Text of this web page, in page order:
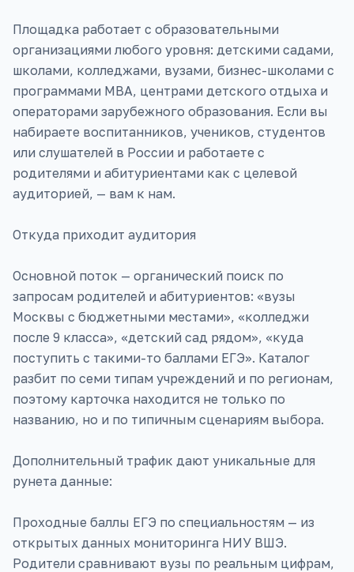
Площадка работает с образовательными
организациями любого уровня: детскими садами,
школами, колледжами, вузами, бизнес-школами с
программами MBA, центрами детского отдыха и
операторами зарубежного образования. Если вы
набираете воспитанников, учеников, студентов
или слушателей в России и работаете с
родителями и абитуриентами как с целевой
аудиторией, — вам к нам.
Откуда приходит аудитория
Основной поток — органический поиск по
запросам родителей и абитуриентов: «вузы
Москвы с бюджетными местами», «колледжи
после 9 класса», «детский сад рядом», «куда
поступить с такими-то баллами ЕГЭ». Каталог
разбит по семи типам учреждений и по регионам,
поэтому карточка находится не только по
названию, но и по типичным сценариям выбора.
Дополнительный трафик дают уникальные для
рунета данные:
Проходные баллы ЕГЭ по специальностям — из
открытых данных мониторинга НИУ ВШЭ.
Родители сравнивают вузы по реальным цифрам,